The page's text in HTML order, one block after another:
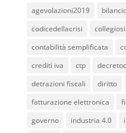
agevolazioni2019
codicedellacrisi
contabilità semplificata
crediti iva
ctp
detrazioni fiscali
diritto
fatturazione elettronica
governo
industria 4.0